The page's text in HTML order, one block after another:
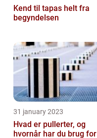
Kend til tapas helt fra
begyndelsen
31 january 2023
Hvad er pullerter, og
hvornår har du brug for